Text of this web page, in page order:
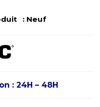
: Neuf
: 24H – 48H